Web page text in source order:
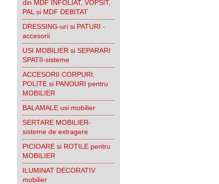
din MDF INFOLIAT, VOPSIT,
PAL si MDF DEBITAT
DRESSING-uri si PATURI -
accesorii
USI MOBILIER si SEPARARI
SPATII-sisteme
ACCESORII CORPURI,
POLITE si PANOURI pentru
MOBILIER
BALAMALE usi mobilier
SERTARE MOBILIER-
sisteme de extragere
PICIOARE si ROTILE pentru
MOBILIER
ILUMINAT DECORATIV
mobilier